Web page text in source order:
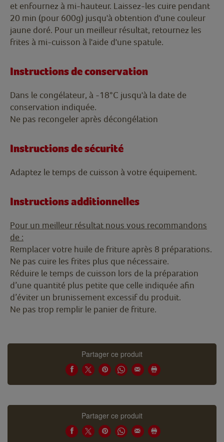
et enfournez à mi-hauteur. Laissez-les cuire pendant
20 min (pour 600g) jusqu'à obtention d'une couleur
jaune doré. Pour un meilleur résultat, retournez les
frites à mi-cuisson à l'aide d'une spatule.
Instructions de conservation
Dans le congélateur, à -18°C jusqu'à la date de
conservation indiquée.
Ne pas recongeler après décongélation
Instructions de sécurité
Adaptez le temps de cuisson à votre équipement.
Instructions additionnelles
Pour un meilleur résultat nous vous recommandons
de :
Remplacer votre huile de friture après 8 préparations.
Ne pas cuire les frites plus que nécessaire.
Réduire le temps de cuisson lors de la préparation
d’une quantité plus petite que celle indiquée afin
d’éviter un brunissement excessif du produit.
Ne pas trop remplir le panier de friture.
Partager ce produit
Partager ce produit